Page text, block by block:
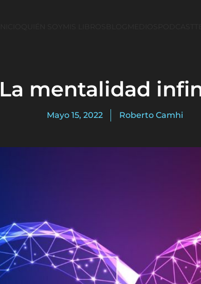
La mentalidad
Mayo 15, 2022 Roberto Camhi